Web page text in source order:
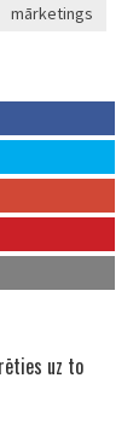
mārketings
uz to